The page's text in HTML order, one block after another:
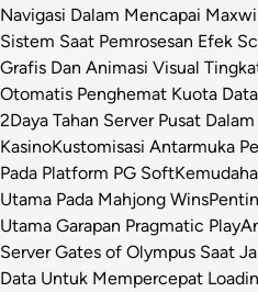
Navigasi Dalam Mencapai
Sistem Saat Pemrosesan Efek
Grafis Dan Animasi Visual
Otomatis Penghemat Kuota
2Daya Tahan Server Pusat
KasinoKustomisasi Antarmuka
Pada Platform PG Soft
Utama Pada Mahjong Wins
Utama Garapan Pragmatic Play
Server Gates of Olympus Saat
Data Untuk Mempercepat